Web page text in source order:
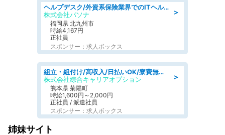
＞
ヘルプデスク/外資系保険業界でのITヘルプデスク業務/駅近/即日勤務可/ヘルプデスク
株式会社パソナ
福岡県 北九州市
時給4,167円
正社員
スポンサー：求人ボックス
＞
組立・組付け/高収入/日払いOK/寮費無料/交替制/20・30・40代活躍中
株式会社綜合キャリアオプション
熊本県 菊陽町
時給1,600円～2,000円
正社員 / 派遣社員
スポンサー：求人ボックス
姉妹サイト